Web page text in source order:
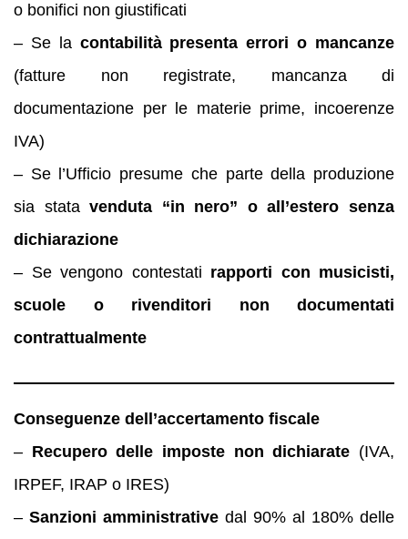
o bonifici non giustificati
– Se la contabilità presenta errori o mancanze
(fatture non registrate, mancanza di
documentazione per le materie prime, incoerenze
IVA)
– Se l’Ufficio presume che parte della produzione
sia statavenduta “in nero” o all’estero senza
dichiarazione
– Se vengono contestati rapporti con musicisti,
scuole o rivenditori non documentati
contrattualmente
Conseguenze dell’accertamento fiscale
– Recupero delle imposte non dichiarate (IVA,
IRPEF, IRAP o IRES)
– Sanzioni amministrative dal 90% al 180% delle